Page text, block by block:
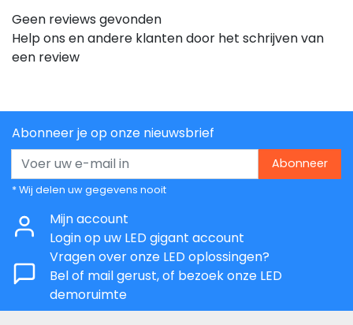
Geen reviews gevonden
Help ons en andere klanten door het schrijven van
een review
Abonneer je op onze nieuwsbrief
Abonneer
* Wij delen uw gegevens nooit
Mijn account
Login op uw LED gigant account
Vragen over onze LED oplossingen?
Bel of mail gerust, of bezoek onze LED
demoruimte